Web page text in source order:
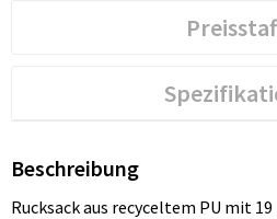
Beschreibung
Rucksack aus recyceltem PU mit